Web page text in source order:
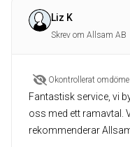
Liz K
Skrev om Allsam AB
Okontrollerat omdöme
Fantastisk service, vi
oss med ett ramavtal.
rekommenderar